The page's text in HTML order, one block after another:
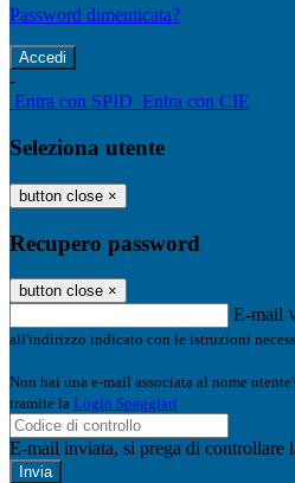
Password dimenticata?
-
Entra con SPID Entra con CIE
Seleziona utente
button close ×
Recupero password
button close ×
E-mail
all'indirizzo indicato con le istruzioni
Non hai una e-mail associata al nome
tramite la Login Spaggiari
E-mail inviata, si prega di controllare